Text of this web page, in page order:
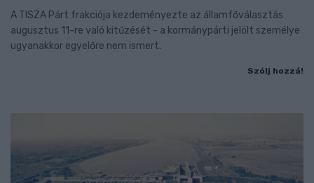
A TISZA Párt frakciója kezdeményezte az államfőválasztás
augusztus 11-re való kitűzését - a kormánypárti jelölt személye
ugyanakkor egyelőre nem ismert.
Szólj hozzá!